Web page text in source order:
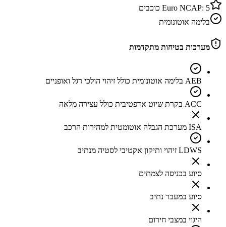
Euro NCAP: 5
כוכבים
בלימה אוטונומית
מערכות בטיחות מתקדמות
AEB בלימה אוטונומית כולל זיהוי הולכי רגל ואופניים
ACC בקרת שיוט אדפטיבית כולל עצירה מלאה
ISA מערכת הגבלה אוטומטית למהירות הרכב
LDWS זיהוי ותיקון אקטיבי לסטיה מנתיב
סיוע בכניסה לצמתים
סיוע במעבר נתיב
היגוי במצבי חירום